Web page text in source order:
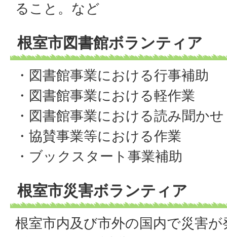
ること。など
根室市図書館ボランティア
・図書館事業における行事補助
・図書館事業における軽作業
・図書館事業における読み聞かせ
・協賛事業等における作業
・ブックスタート事業補助
根室市災害ボランティア
根室市内及び市外の国内で災害